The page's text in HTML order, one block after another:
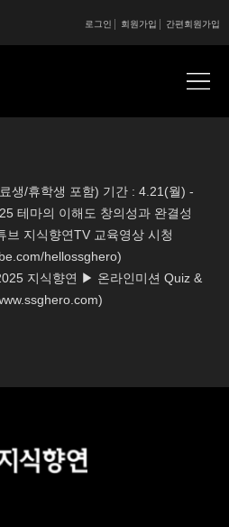
간편회원가입
회원가입
로그인